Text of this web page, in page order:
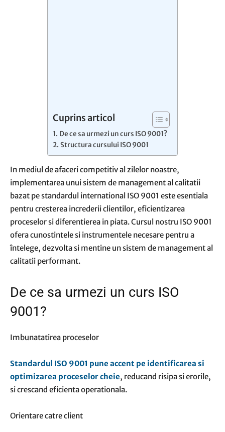
Cuprins articol
De ce sa urmezi un curs ISO 9001?
Structura cursului ISO 9001
In mediul de afaceri competitiv al zilelor noastre,
implementarea unui sistem de management al calitatii
bazat pe standardul international ISO 9001 este esentiala
pentru cresterea increderii clientilor, eficientizarea
proceselor si diferentierea in piata. Cursul nostru ISO 9001
ofera cunostintele si instrumentele necesare pentru a
întelege, dezvolta si mentine un sistem de management al
calitatii performant.
De ce sa urmezi un curs ISO
9001?
Imbunatatirea proceselor
Standardul ISO 9001 pune accent pe identificarea si
optimizarea proceselor cheie, reducand risipa si erorile,
si crescand eficienta operationala.
Orientare catre client